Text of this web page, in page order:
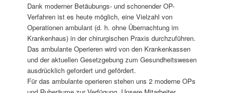
Dank moderner Betäubungs- und schonender OP-
Verfahren ist es heute möglich, eine Vielzahl von
Operationen ambulant (d. h. ohne Übernachtung im
Krankenhaus) in der chirurgischen Praxis durchzuführen.
Das ambulante Operieren wird von den Krankenkassen
und der aktuellen Gesetzgebung zum Gesundheitswesen
ausdrücklich gefordert und gefördert.
Für das ambulante operieren stehen uns 2 moderne OPs